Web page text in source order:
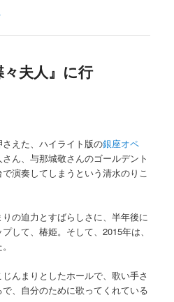
夫人』に行
えた、ハイライト版の銀座オペ
ん、与那城敬さんのゴールデント
演奏してしまうという清水のりこ
の迫力とすばらしさに、半年後に
して、椿姫。そして、2015年は、
んまりとしたホールで、歌い手さ
、自分のために歌ってくれている